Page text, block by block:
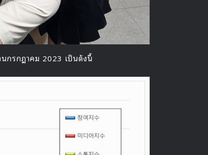
กรกฎาคม 2023 เป็นดังนี้